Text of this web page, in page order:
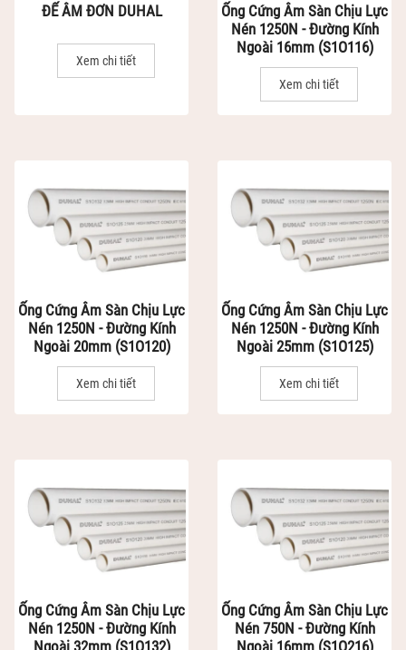
ĐẾ ÂM ĐƠN DUHAL
Xem chi tiết
Ống Cứng Âm Sàn Chịu Lực
Nén 1250N - Đường Kính
Ngoài 16mm (S1O116)
Xem chi tiết
Ống Cứng Âm Sàn Chịu Lực
Nén 1250N - Đường Kính
Ngoài 20mm (S1O120)
Xem chi tiết
Ống Cứng Âm Sàn Chịu Lực
Nén 1250N - Đường Kính
Ngoài 25mm (S1O125)
Xem chi tiết
Ống Cứng Âm Sàn Chịu Lực
Nén 1250N - Đường Kính
Ngoài 32mm (S1O132)
Ống Cứng Âm Sàn Chịu Lực
Nén 750N - Đường Kính
Ngoài 16mm (S1O216)